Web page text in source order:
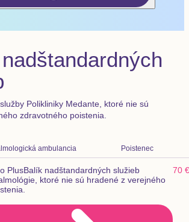
Polikliniky Medante, ktoré nie sú
zdravotného poistenia.
ambulancia Poistenec
PlusBalík nadštandardných služieb
ktoré nie sú hradené z verejného
70 €